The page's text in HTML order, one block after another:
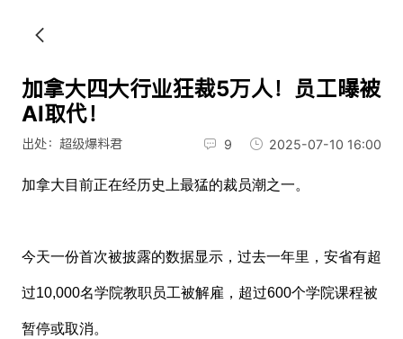
加拿大四大行业狂裁5万人！员工曝被
AI取代！
出处：超级爆料君 9 2025-07-10 16:00
加拿大目前正在经历史上最猛的裁员潮之一。
今天一份首次被披露的数据显示，过去一年里，安省有超
过10,000名学院教职员工被解雇，超过600个学院课程被
暂停或取消。